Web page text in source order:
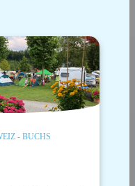
- BUCHS